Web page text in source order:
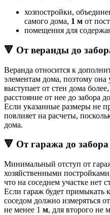
хозпостройки,
самого дома, 1 м от
помещения для
🔻 От веранды до
Веранда относится к
элементам дома, поэтому она
выступает от стен дома
расстояние от нее до забора
Если указанные размеры не
повлияет на расчеты,
дома.
🔻 От гаража до забора
Минимальный отступ от
хозяйственными
что на соседнем участке нет
Если гараж будет примыкать
соседом должно измеряться
не менее 1 м, для второго не